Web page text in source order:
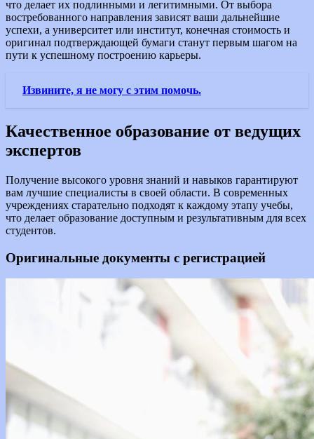
что делает их подлинными и легитимными. От выбора
востребованного направления зависят ваши дальнейшие
успехи, а университет или институт, конечная стоимость и
оригинал подтверждающей бумаги станут первым шагом на
пути к успешному построению карьеры.
Извините, я не могу с этим помочь.
Качественное образование от ведущих
экспертов
Получение высокого уровня знаний и навыков гарантируют
вам лучшие специалисты в своей области. В современных
учреждениях старательно подходят к каждому этапу учебы,
что делает образование доступным и результативным для всех
студентов.
Оригинальные документы с регистрацией